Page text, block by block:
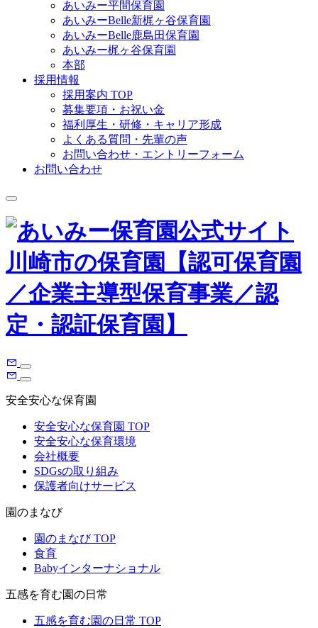
あいみー平間保育園
あいみーBelle新梶ヶ谷保育園
あいみーBelle鹿島田保育園
あいみー梶ヶ谷保育園
本部
採用情報
採用案内 TOP
募集要項・お祝い金
福利厚生・研修・キャリア形成
よくある質問・先輩の声
お問い合わせ・エントリーフォーム
お問い合わせ
安全安心な保育園
安全安心な保育園 TOP
安全安心な保育環境
会社概要
SDGsの取り組み
保護者向けサービス
園のまなび
園のまなび TOP
食育
Babyインターナショナル
五感を育む園の日常
五感を育む園の日常 TOP